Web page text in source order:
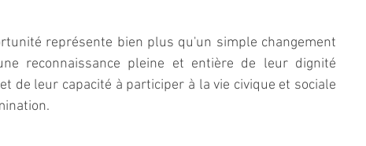
représente bien plus qu'un simple changement
reconnaissance pleine et entière de leur dignité
de leur capacité à participer à la vie civique et sociale